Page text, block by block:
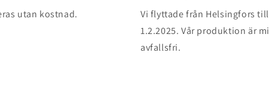
utan kostnad.
Vi flyttade från Helsingfors
1.2.2025. Vår produktion är
avfallsfri.